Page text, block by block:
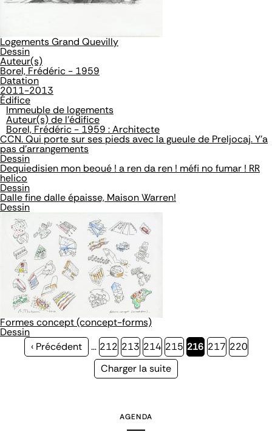
Logements Grand Quevilly
Dessin
Auteur(s)
Borel, Frédéric - 1959
Datation
2011-2013
Édifice
Immeuble de logements
Auteur(s) de l'édifice
Borel, Frédéric - 1959 : Architecte
CCN. Qui porte sur ses pieds avec la gueule de Preljocaj. Y'a
pas d'arrangements
Dessin
Dequiedisien mon beoué ! a ren da ren ! méfi no fumar ! RR
helico
Dessin
Dalle fine dalle épaisse, Maison Warren!
Dessin
Formes concept (concept-forms)
Dessin
Page
‹ Précédent … Page
212 Page
213 Page
214 Page
215 Page
216 Page
217 Page
220
Page
Charger la suite
AGENDA